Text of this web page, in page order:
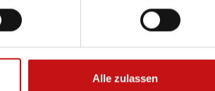
Alle zulassen